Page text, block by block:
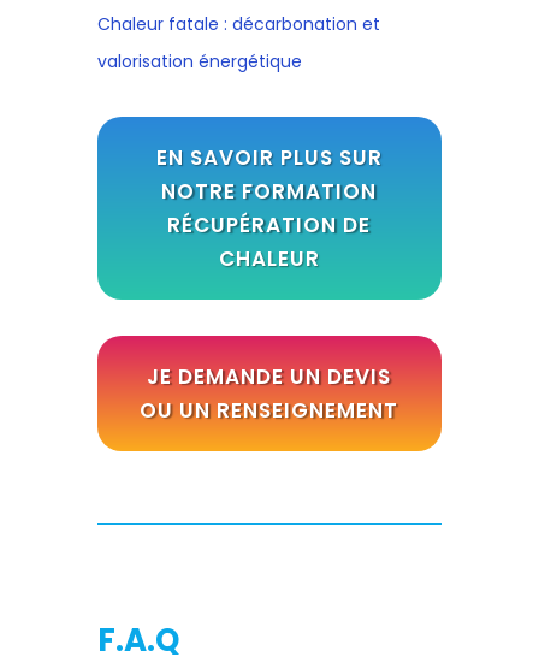
Chaleur fatale : décarbonation et
valorisation énergétique
EN SAVOIR PLUS SUR
NOTRE FORMATION
RÉCUPÉRATION DE
CHALEUR
JE DEMANDE UN DEVIS
OU UN RENSEIGNEMENT
F.A.Q